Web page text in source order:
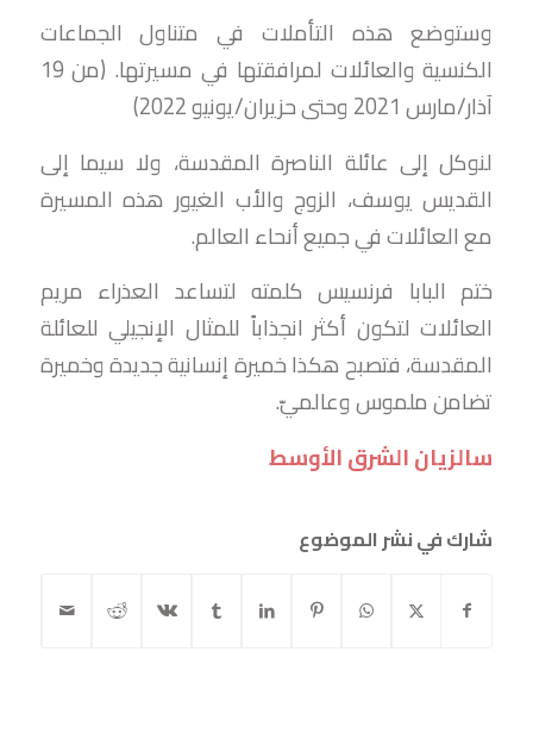
وستوضع هذه التأملات في متناول الجماعات
الكنسية والعائلات لمرافقتها في مسيرتها. (من 19
آذار/مارس 2021 وحتى حزيران/يونيو 2022)
لنوكل إلى عائلة الناصرة المقدسة، ولا سيما إلى
القديس يوسف، الزوج والأب الغيور هذه المسيرة
مع العائلات في جميع أنحاء العالم.
ختم البابا فرنسيس كلمته لتساعد العذراء مريم
العائلات لتكون أكثر انجذاباً للمثال الإنجيلي للعائلة
المقدسة، فتصبح هكذا خميرة إنسانية جديدة وخميرة
تضامن ملموس وعالميّ.
سالزيان الشرق الأوسط
شارك في نشر الموضوع